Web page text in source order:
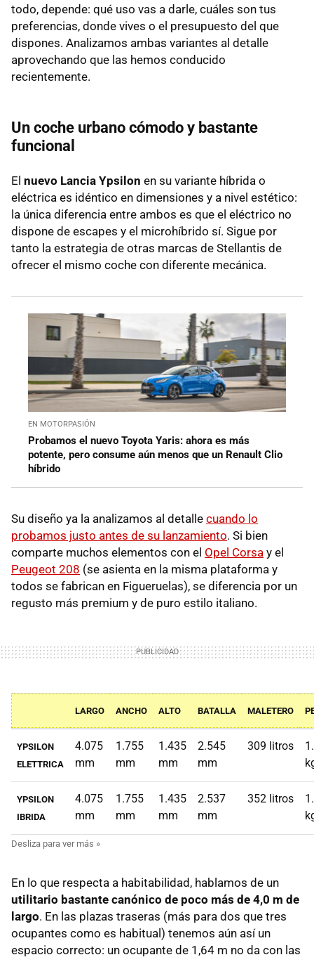
todo, depende: qué uso vas a darle, cuáles son tus
preferencias, donde vives o el presupuesto del que
dispones. Analizamos ambas variantes al detalle
aprovechando que las hemos conducido
recientemente.
Un coche urbano cómodo y bastante
funcional
El nuevo Lancia Ypsilon en su variante híbrida o
eléctrica es idéntico en dimensiones y a nivel estético:
la única diferencia entre ambos es que el eléctrico no
dispone de escapes y el microhíbrido sí. Sigue por
tanto la estrategia de otras marcas de Stellantis de
ofrecer el mismo coche con diferente mecánica.
EN MOTORPASIÓN
Probamos el nuevo Toyota Yaris: ahora es más
potente, pero consume aún menos que un Renault Clio
híbrido
Su diseño ya la analizamos al detalle cuando lo
probamos justo antes de su lanzamiento. Si bien
comparte muchos elementos con el Opel Corsa y el
Peugeot 208 (se asienta en la misma plataforma y
todos se fabrican en Figueruelas), se diferencia por un
regusto más premium y de puro estilo italiano.
LARGO ANCHO ALTO BATALLA MALETERO
YPSILON
ELETTRICA
4.075
mm
1.755
mm
1.435
mm
2.545
mm
309 litros
YPSILON
IBRIDA
4.075
mm
1.755
mm
1.435
mm
2.537
mm
352 litros
En lo que respecta a habitabilidad, hablamos de un
utilitario bastante canónico de poco más de 4,0 m de
largo. En las plazas traseras (más para dos que tres
ocupantes como es habitual) tenemos aún así un
espacio correcto: un ocupante de 1,64 m no da con las